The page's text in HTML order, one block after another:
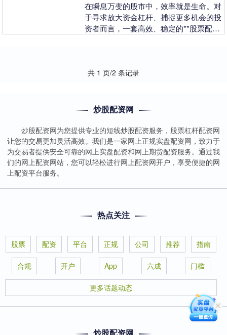
在瞬息万变的股市中，效率就是生命。对
于寻求放大资金杠杆、捕捉更多机会的投
资者而言，一套高效、稳定的**股票配资
共 1 页/2 条记录
炒股配资网
炒股配资网为您提供专业的短线炒股配资服务，股票杠杆配资网
让您的交易更加灵活高效。我们是一家网上正规实盘配资网，致力于
为交易者提供安全可靠的网上实盘配资和网上期货配资服务。通过我
们的网上配资网站，您可以轻松进行网上配资网开户，享受便捷的网
上配资平台服务。
热点关注
股票 配资 平台 正规 公司 推荐 指南
合规 开户 App 六成 门槛
更多话题动态